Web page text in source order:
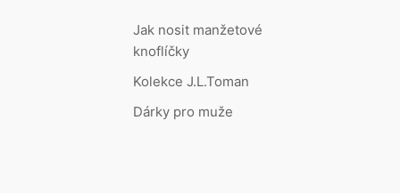
Jak nosit manžetové
knoflíčky
Kolekce J.L.Toman
Dárky pro muže